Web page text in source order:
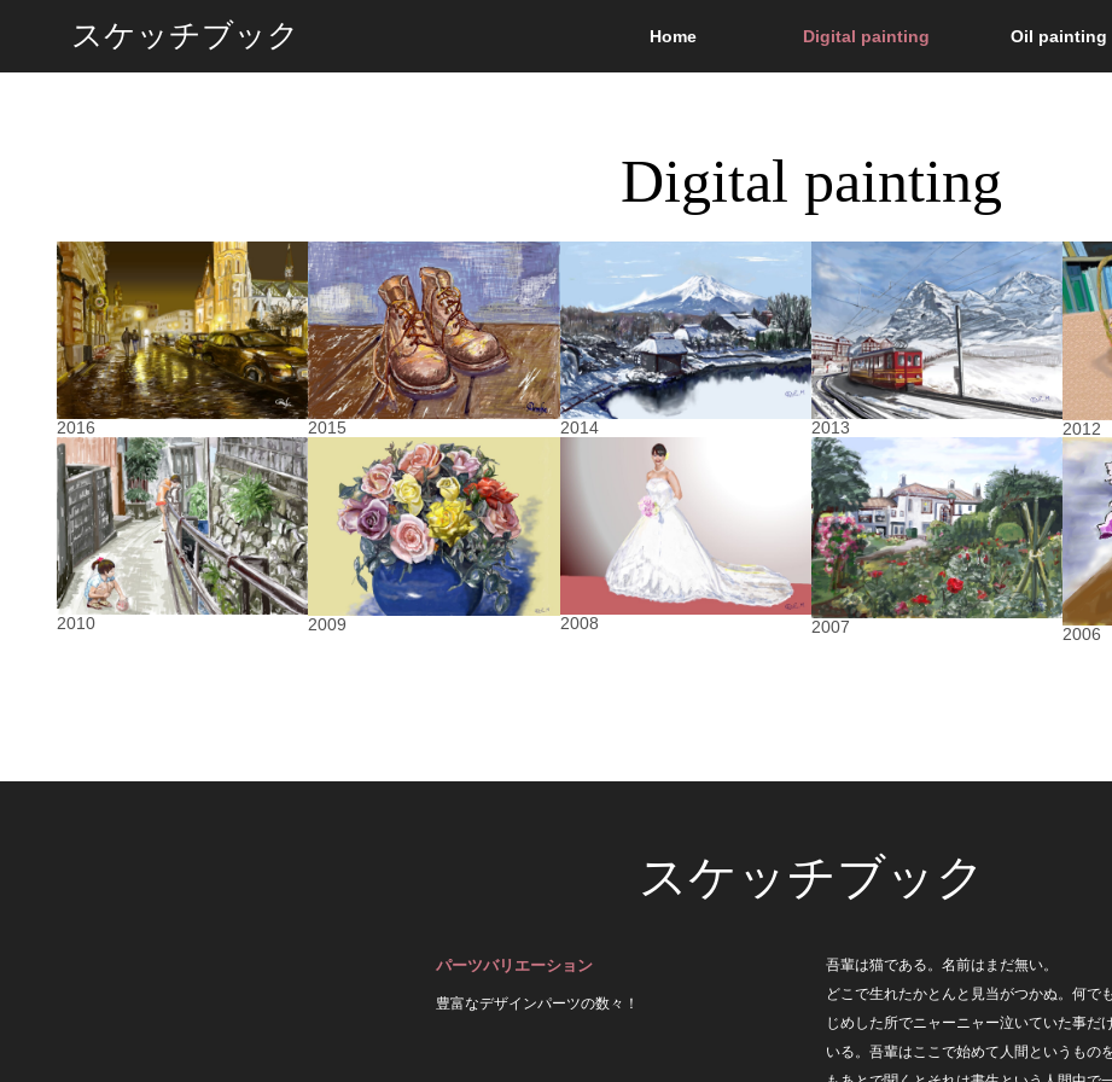
スケッチブック Home Digital painting Oil painting
Digital painting
2016 2015 2014 2013 2012
2010 2009 2008 2007 2006
スケッチブック
パーツバリエーション
豊富なデザインパーツの数々！
吾輩は猫である。名前はまだ無い。
どこで生れたかとんと見当がつかぬ。何で
じめした所でニャーニャー泣いていた事だ
いる。吾輩はここで始めて人間というもの